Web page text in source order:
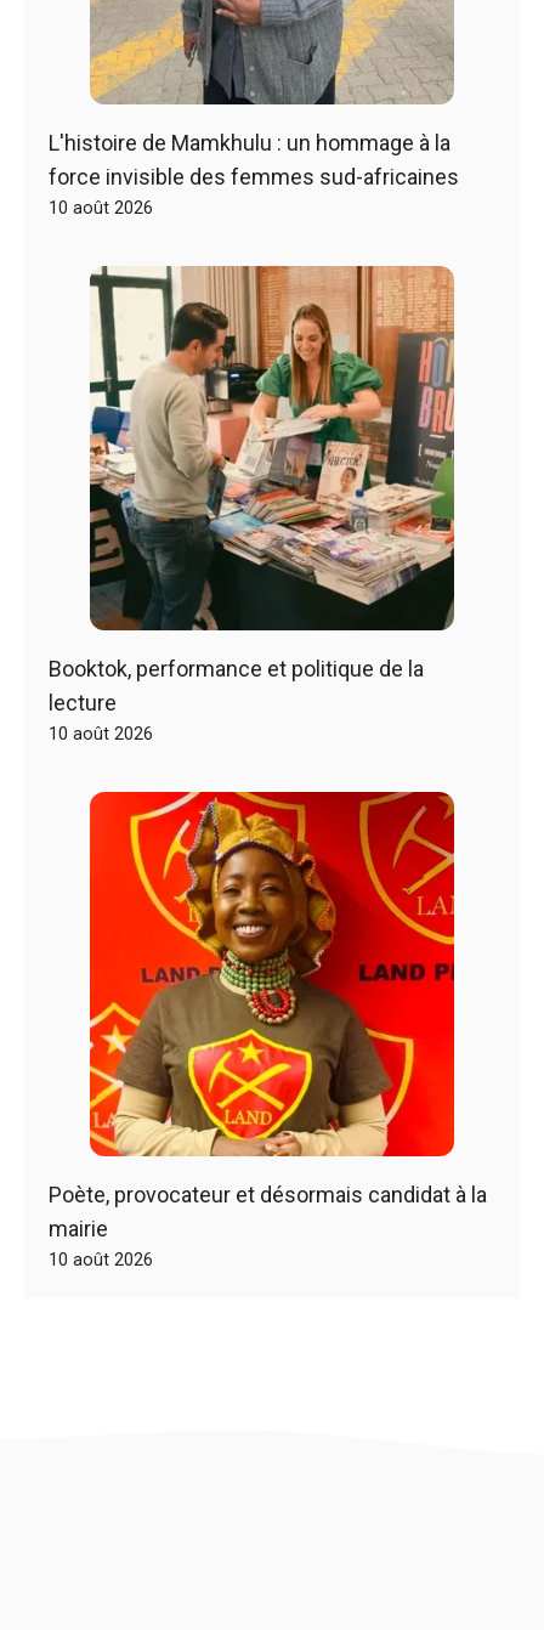
L'histoire de Mamkhulu : un hommage à la
force invisible des femmes sud-africaines
10 août 2026
Booktok, performance et politique de la
lecture
10 août 2026
Poète, provocateur et désormais candidat à la
mairie
10 août 2026